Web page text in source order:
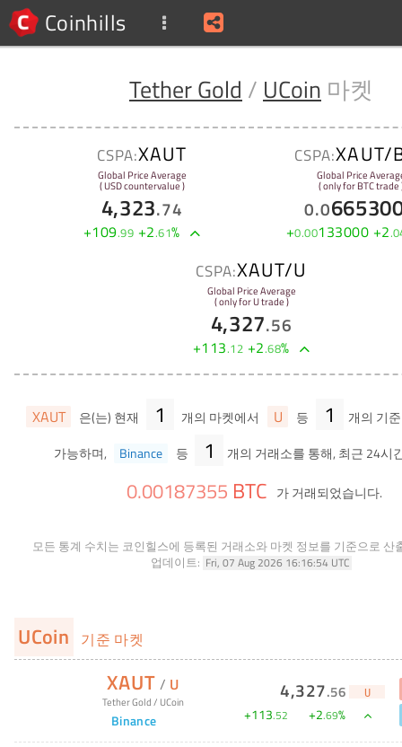
Coinhills
Tether Gold / UCoin 마켓
CSPA:XAUT
Global Price Average
( USD countervalue )
4,323.74
+109.99 +2.61%
CSPA:XAUT/
Global Price
( only for BTC trade
0.0
+0.00133000 +2.
CSPA:XAUT/U
Global Price Average
( only for U trade )
4,327.56
+113.12 +2.68%
XAUT 은(는) 현재 1 개의 마켓에서 U 등 1
개의 기
가능하며,
Binance 등 1 개의 거래소를 통해, 최근 24시
0.00187355 BTC 가 거래되었습니다.
모든 통계 수치는 코인힐스에 등록된 거래소와 마켓 정보를 기준으로 산
업데이트: Fri, 07 Aug 2026 16:16:54 UTC
UCoin 기준 마켓
XAUT / U
Tether Gold/ UCoin
Binance
4,327.56 U
+113.52 +2.69%